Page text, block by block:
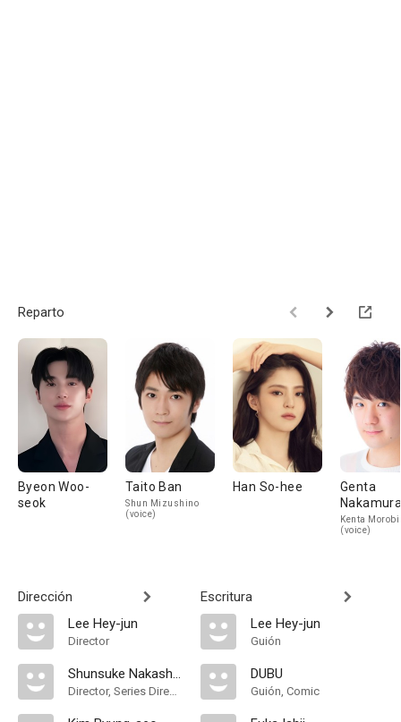
Reparto
Byeon Woo-
seok
Taito Ban
Shun Mizushino
(voice)
Han So-hee
Genta
Kenta
(voice)
Dirección
Lee Hey-jun
Director
Shunsuke Nakashige
Director, Series Director
Escritura
Lee Hey-jun
Guión
DUBU
Guión, Comic